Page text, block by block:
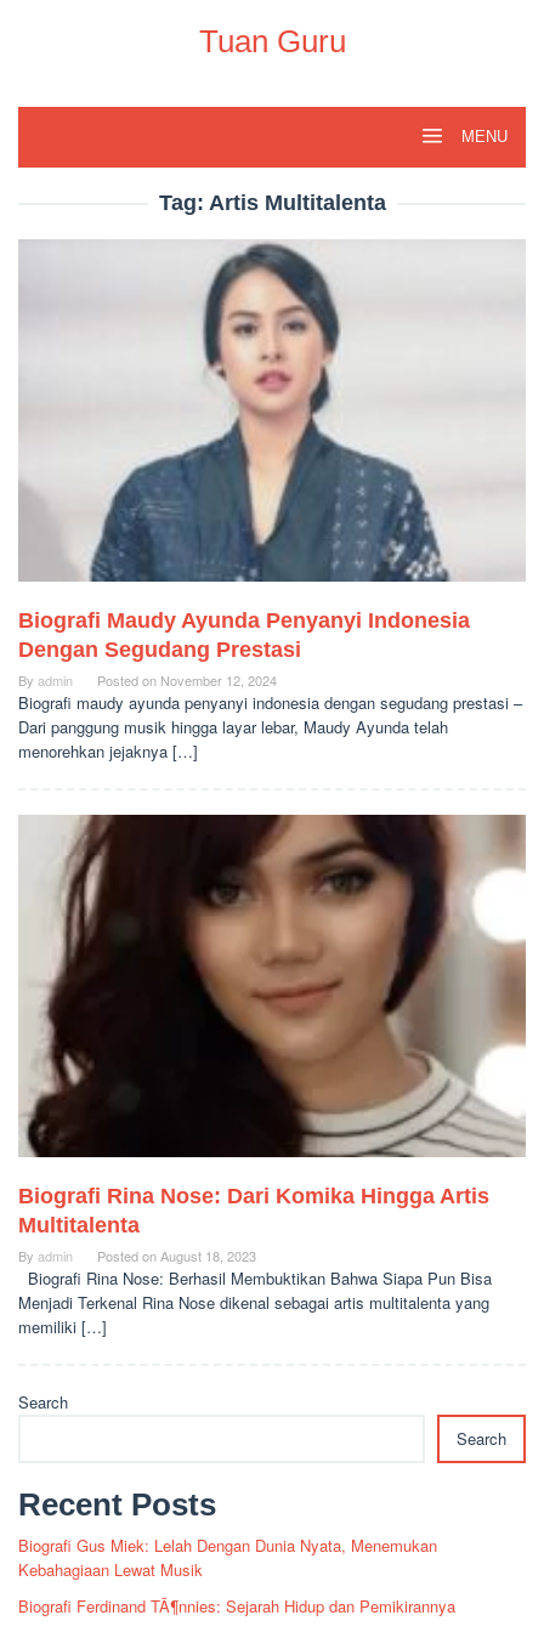
Tuan Guru
MENU
Tag: Artis Multitalenta
Biografi Maudy Ayunda Penyanyi Indonesia
Dengan Segudang Prestasi
By admin Posted on November 12, 2024
Biografi maudy ayunda penyanyi indonesia dengan segudang prestasi –
Dari panggung musik hingga layar lebar, Maudy Ayunda telah
menorehkan jejaknya […]
Biografi Rina Nose: Dari Komika Hingga Artis
Multitalenta
By admin Posted onAugust 18, 2023
Biografi Rina Nose: Berhasil Membuktikan Bahwa Siapa Pun Bisa
Menjadi Terkenal Rina Nose dikenal sebagai artis multitalenta yang
memiliki […]
Search
Search
Recent Posts
Biografi Gus Miek: Lelah Dengan Dunia Nyata, Menemukan
Kebahagiaan Lewat Musik
Biografi Ferdinand TÃ¶nnies: Sejarah Hidup dan Pemikirannya